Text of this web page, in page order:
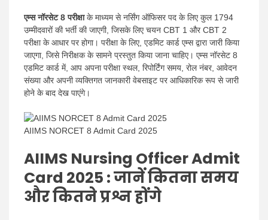
एम्स नॉरसेट 8 परीक्षाके माध्यम से नर्सिंग ऑफिसर पद के लिए कुल 1794
उम्मीदवारों की भर्ती की जाएगी, जिसके लिए चयन CBT 1 और CBT 2
परीक्षा के आधार पर होगा। परीक्षा के लिए, एडमिट कार्ड एम्स द्वारा जारी किया
जाएगा, जिसे निरीक्षक के सामने प्रस्तुत किया जाना चाहिए। एम्स नॉरसेट 8
एडमिट कार्ड में, आप अपना परीक्षा स्थल, रिपोर्टिंग समय, रोल नंबर, आवेदन
संख्या और अपनी व्यक्तिगत जानकारी वेबसाइट पर आधिकारिक रूप से जारी
होने के बाद देख पाएंगे।
AIIMS NORCET 8 Admit Card 2025
AIIMS Nursing Officer Admit
Card 2025 : जानें कितना समय
और कितने प्रश्न होंगे